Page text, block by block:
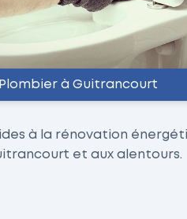
Plombier à Guitrancourt
à la rénovation
et aux alentours.